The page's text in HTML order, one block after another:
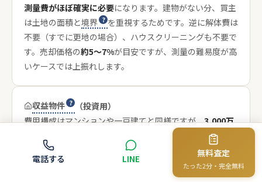
測量費がほぼ確実に必要になります。建物がない分、買主
は土地の面積と境界
を重視するためです。逆に解体費は
不要（すでに更地の場合）、ハウスクリーニングも不要で
す。売却価格の約5〜7%が目安ですが、測量の難易度が高
いケースでは上振れします。
収益物件
（投資用）
費用構成はマンションや一戸建てと同様ですが、3,000万
のが最大の違いです。譲渡所得がそ
のまま課税対象になるため、長期保有でも利益に対して約
20%の税金がかかります。収支計算を事前に行い、手取り
電話する LINE 無料査定
たった2分・完全無料